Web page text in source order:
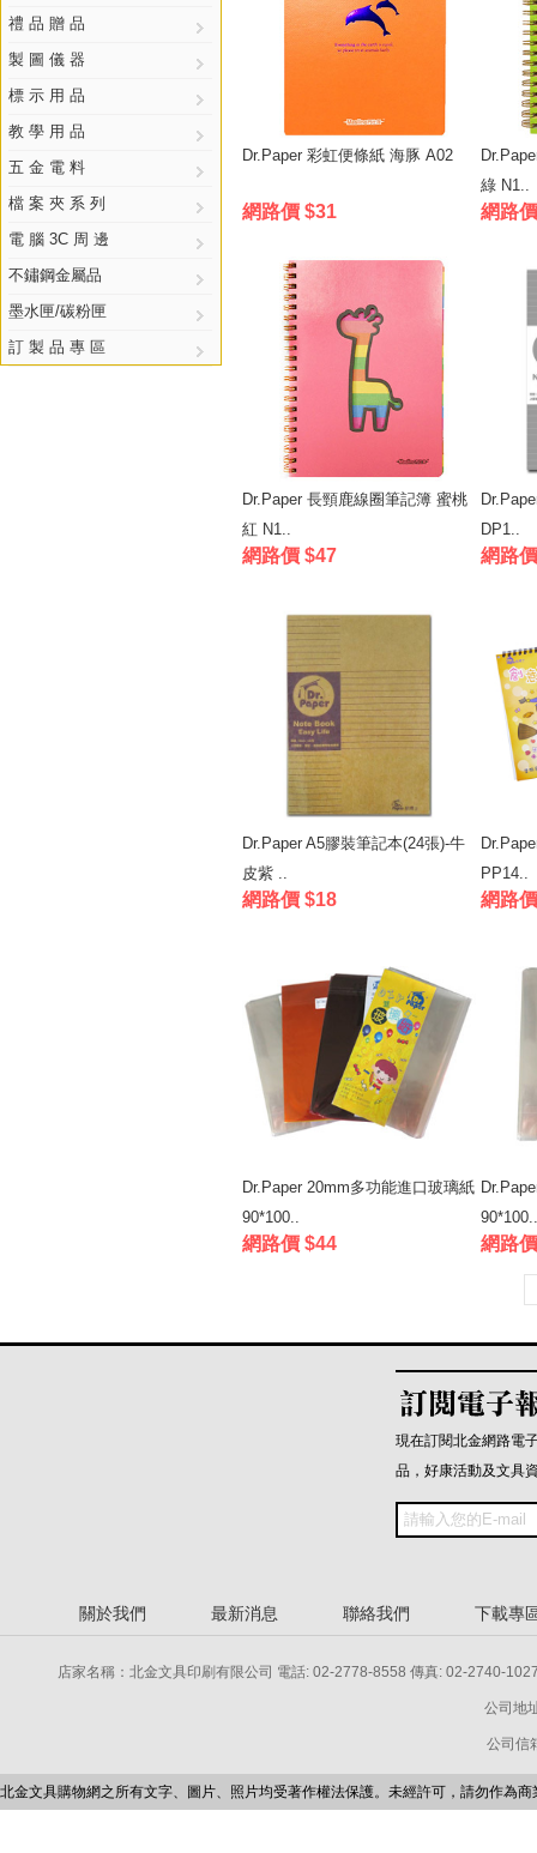
禮 品 贈 品
製 圖 儀 器
標 示 用 品
教 學 用 品
五 金 電 料
檔 案 夾 系 列
電 腦 3C 周 邊
不鏽鋼金屬品
墨水匣/碳粉匣
訂 製 品 專 區
Dr.Paper 彩虹便條紙 海豚 A02
網路價 $31
綠 N1..
網路
Dr.Paper 長頸鹿線圈筆記簿 蜜桃
紅 N1..
網路價 $47
DP1..
網路
Dr.Paper A5膠裝筆記本(24張)-牛
皮紫 ..
網路價 $18
PP14..
網路
Dr.Paper 20mm多功能進口玻璃紙
90*100..
網路價 $44
90*100..
網路
現在訂閱北金網路電
品，好康活動及文具
關於我們 最新消息 聯絡我們 下載專
店家名稱：北金文具印刷有限公司 電話: 02-2778-8558 傳真: 02-2740-
公司地
公司信
北金文具購物網之所有文字、圖片、照片均受著作權法保護。未經許可，請勿作為商